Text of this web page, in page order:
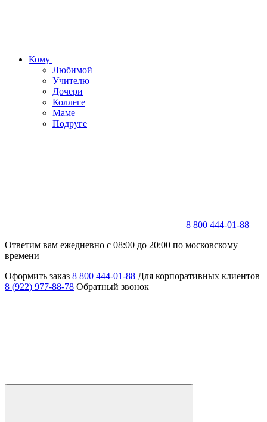
Кому
Любимой
Учителю
Дочери
Коллеге
Маме
Подруге
8 800 444-01-88
Ответим вам ежедневно с 08:00 до 20:00 по московскому
времени
Оформить заказ 8 800 444-01-88 Для корпоративных клиентов
8 (922) 977-88-78 Обратный звонок